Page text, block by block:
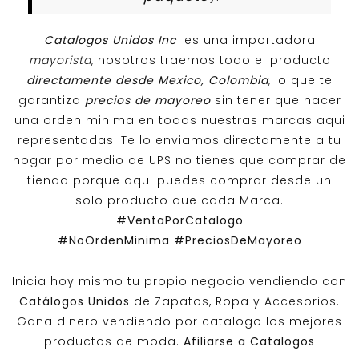
Catalogos Unidos Inc es una importadora
mayorista, nosotros traemos todo el producto
directamente desde Mexico, Colombia, lo que te
garantiza precios de mayoreosin tener que hacer
una orden minima en todas nuestras marcas aqui
representadas. Te lo enviamos directamente a tu
hogar por medio de UPS no tienes que comprar de
tienda porque aqui puedes comprar desde un
solo producto que cada Marca.
#VentaPorCatalogo
#NoOrdenMinima #PreciosDeMayoreo
Inicia hoy mismo tu propio negocio vendiendo con
Catálogos Unidos de Zapatos, Ropa y Accesorios.
Gana dinero vendiendo por catalogo los mejores
productos de moda. Afiliarse a Catalogos